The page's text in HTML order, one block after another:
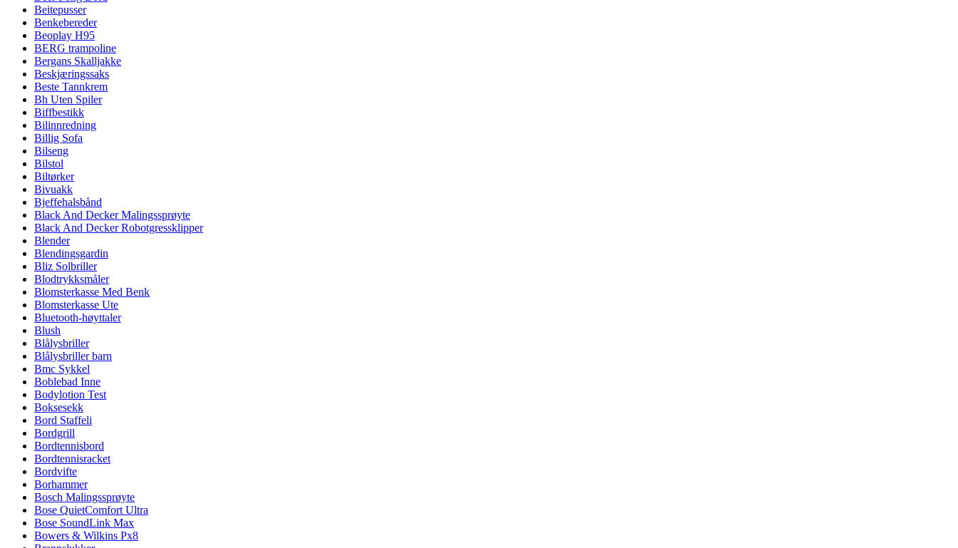
Beitepusser
Benkebereder
Beoplay H95
BERG trampoline
Bergans Skalljakke
Beskjæringssaks
Beste Tannkrem
Bh Uten Spiler
Biffbestikk
Bilinnredning
Billig Sofa
Bilseng
Bilstol
Biltørker
Bivuakk
Bjeffehalsbånd
Black And Decker Malingssprøyte
Black And Decker Robotgressklipper
Blender
Blendingsgardin
Bliz Solbriller
Blodtrykksmåler
Blomsterkasse Med Benk
Blomsterkasse Ute
Bluetooth-høyttaler
Blush
Blålysbriller
Blålysbriller barn
Bmc Sykkel
Boblebad Inne
Bodylotion Test
Boksesekk
Bord Staffeli
Bordgrill
Bordtennisbord
Bordtennisracket
Bordvifte
Borhammer
Bosch Malingssprøyte
Bose QuietComfort Ultra
Bose SoundLink Max
Bowers & Wilkins Px8